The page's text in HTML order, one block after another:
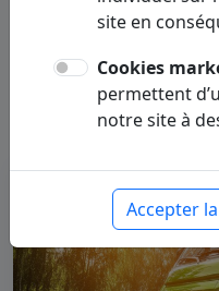
liens utiles, des
divers sujets et
à tout en
Camionnettes Et
site en
Cookies
permettent
notre site à
Accepter